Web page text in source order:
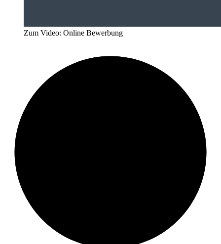
Zum Video: Online Bewerbung